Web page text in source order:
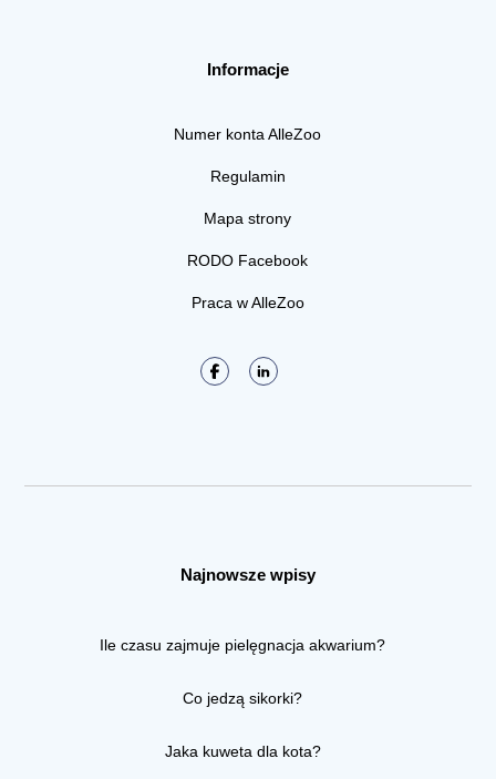
Informacje
Numer konta AlleZoo
Regulamin
Mapa strony
RODO Facebook
Praca w AlleZoo
Najnowsze wpisy
Ile czasu zajmuje pielęgnacja akwarium?
Co jedzą sikorki?
Jaka kuweta dla kota?